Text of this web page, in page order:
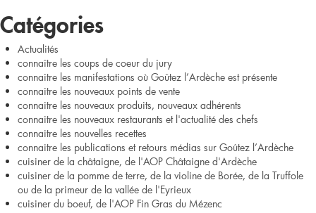
Catégories
Actualités
connaître les coups de coeur du jury
connaitre les manifestations où Goûtez l’Ardèche est présente
connaitre les nouveaux points de vente
connaitre les nouveaux produits, nouveaux adhérents
connaitre les nouveaux restaurants et l'actualité des chefs
connaitre les nouvelles recettes
connaitre les publications et retours médias sur Goûtez l’Ardèche
cuisiner de la châtaigne, de l'AOP Châtaigne d'Ardèche
cuisiner de la pomme de terre, de la violine de Borée, de la Truffole
ou de la primeur de la vallée de l'Eyrieux
cuisiner du boeuf, de l'AOP Fin Gras du Mézenc